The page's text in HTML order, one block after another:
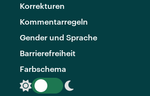
Korrekturen
Kommentarregeln
Gender und Sprache
Barrierefreiheit
Farbschema